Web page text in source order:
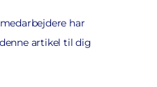
har
artikel til dig